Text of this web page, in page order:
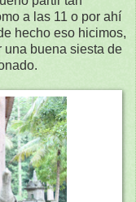
a las 11 o por ahí
hecho eso hicimos,
una buena siesta de